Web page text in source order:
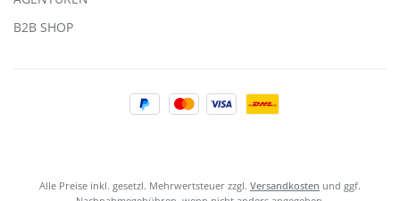
B2B SHOP
Alle Preise inkl. gesetzl. Mehrwertsteuer zzgl. Versandkosten und ggf.